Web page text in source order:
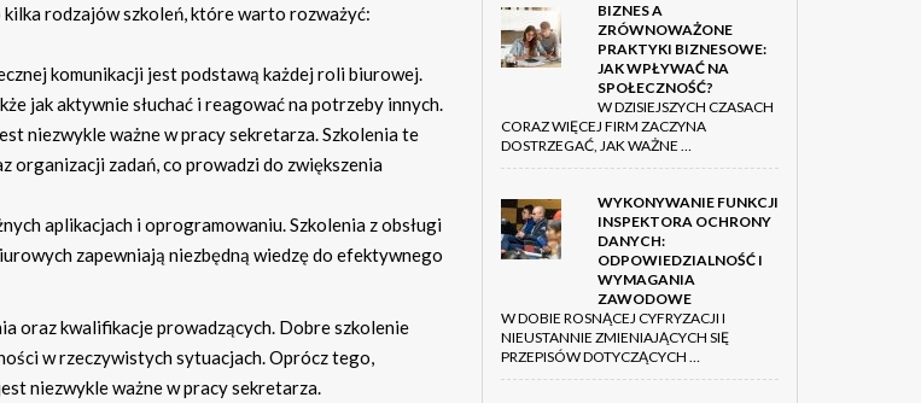
rodzajów szkoleń, które warto rozważyć:
komunikacji jest podstawą każdej roli biurowej.
jak aktywnie słuchać i reagować na potrzeby innych.
niezwykle ważne w pracy sekretarza. Szkolenia te
zadań, co prowadzi do zwiększenia
aplikacjach i oprogramowaniu. Szkolenia z obsługi
zapewniają niezbędną wiedzę do efektywnego
oraz kwalifikacje prowadzących. Dobre szkolenie
w rzeczywistych sytuacjach. Oprócz tego,
niezwykle ważne w pracy sekretarza.
BIZNES A
ZRÓWNOWAŻONE
PRAKTYKI BIZNESOWE:
JAK WPŁYWAĆ NA
SPOŁECZNOŚĆ?
W DZISIEJSZYCH CZASACH
CORAZ WIĘCEJ FIRM ZACZYNA
DOSTRZEGAĆ, JAK WAŻNE …
WYKONYWANIE FUNKCJI
INSPEKTORA OCHRONY
DANYCH:
ODPOWIEDZIALNOŚĆ I
WYMAGANIA
ZAWODOWE
W DOBIE ROSNĄCEJ CYFRYZACJI I
NIEUSTANNIE ZMIENIAJĄCYCH SIĘ
PRZEPISÓW DOTYCZĄCYCH …